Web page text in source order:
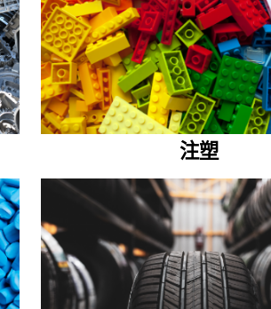
注塑